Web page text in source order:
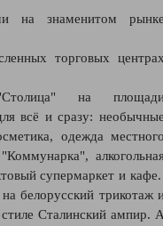
на знаменитом
торговых
на
всё и сразу:
одежда
супермаркет и
белорусский трикотаж
Сталинский ампир.